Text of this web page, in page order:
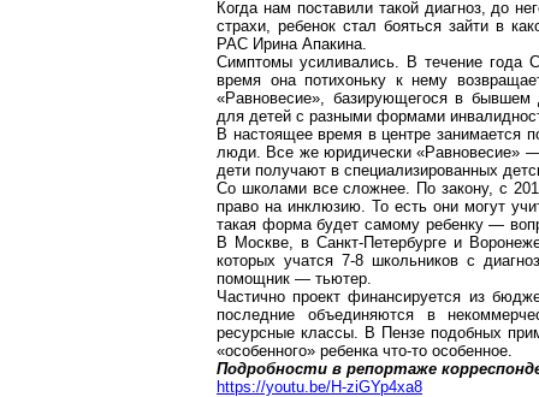
Когда нам поставили такой диагноз, до
страхи, ребенок стал бояться зайти в
РАС Ирина Апакина.
Симптомы усиливались. В течение года
время она потихоньку к нему
«Равновесие», базирующегося в
для детей с разными формами
В настоящее время в центре занимается
люди. Все же юридически «Равновесие» —
дети получают в специализированных
Со школами все сложнее. По закону, с
право на инклюзию. То есть они могут
такая форма будет самому ребенку —
В Москве, в Санкт-Петербурге и
которых учатся 7-8 школьников с
помощник — тьютер.
Частично проект финансируется из
последние объединяются в
ресурсные классы. В Пензе подобных
«особенного» ребенка что-то особенное.
Подробности в репортаже
https://youtu.be/H-ziGYp4xa8